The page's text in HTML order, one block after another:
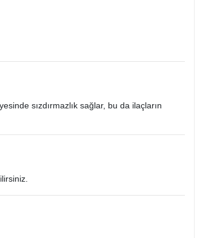
sızdırmazlık sağlar, bu da ilaçların